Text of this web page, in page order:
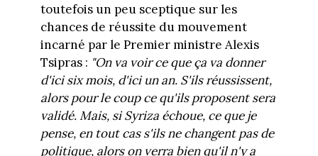
toutefois un peu sceptique sur les
chances de réussite du mouvement
incarné par le Premier ministre Alexis
Tsipras : "On va voir ce que ça va donner
d'ici six mois, d'ici un an. S'ils réussissent,
alors pour le coup ce qu'ils proposent sera
validé. Mais, si Syriza échoue, ce que je
pense, en tout cas s'ils ne changent pas de
politique, alors on verra bien qu'il n'y a